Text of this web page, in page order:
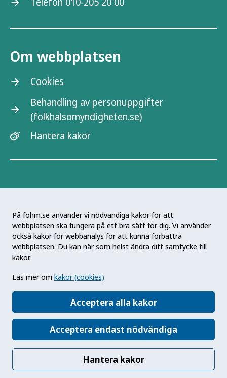
På fohm.se använder vi nödvändiga kakor för att
webbplatsen ska fungera på ett bra sätt för dig. Vi använder
också kakor för webbanalys för att kunna förbättra
webbplatsen. Du kan när som helst ändra ditt samtycke till
kakor.
Läs mer om kakor (cookies)
Acceptera alla kakor
Acceptera endast nödvändiga
Hantera kakor
Om webbplatsen
Cookies
Behandling av personuppgifter
(folkhalsomyndigheten.se)
Hantera kakor
Folkhälsomyndigheten är en nationell
kunskapsmyndighet som arbetar för en bättre
folkhälsa. Det gör myndigheten genom att
främja hälsa, förebygga ohälsa och skydda mot
hälsohot. Vår vision är en folkhälsa som stärker
samhällets utveckling.